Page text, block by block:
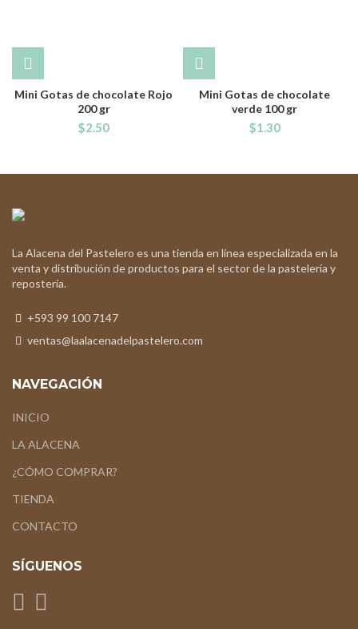
Mini Gotas de chocolate Rojo
200 gr
$2.50
Mini Gotas de chocolate
verde 100 gr
$1.30
La Alacena del Pastelero es una tienda en línea especializada en la
venta y distribución de productos para el sector de la pastelería y
repostería.
+593 99 100 7147
ventas@laalacenadelpastelero.com
NAVEGACIÓN
INICIO
LA ALACENA
¿CÓMO COMPRAR?
TIENDA
CONTACTO
SÍGUENOS